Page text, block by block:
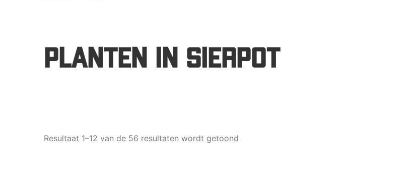
PLANTEN IN SIERPOT
Resultaat 1–12 van de 56 resultaten wordt getoond